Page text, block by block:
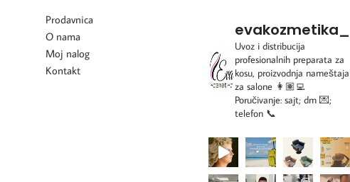
Prodavnica
O nama
Moj nalog
Kontakt
evakozmetika_
Uvoz i distribucija
profesionalnih preparata za
kosu, proizvodnja nameštaja
za salone 👩🏽‍💻
Poručivanje: sajt; dm 💌;
telefon 📞